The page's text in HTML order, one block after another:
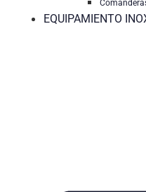
EQUIPAMIENTO